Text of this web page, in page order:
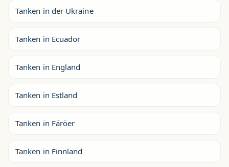
Tanken in der Ukraine
Tanken in Ecuador
Tanken in England
Tanken in Estland
Tanken in Färöer
Tanken in Finnland